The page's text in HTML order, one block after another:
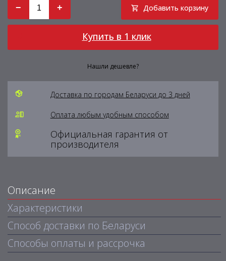
− + Добавить корзину
Купить в 1 клик
Нашли дешевле?
Доставка по городам Беларуси до 3 дней
Оплата любым удобным способом
Официальная гарантия от
производителя
Описание
Характеристики
Способ доставки по Беларуси
Способы оплаты и рассрочка